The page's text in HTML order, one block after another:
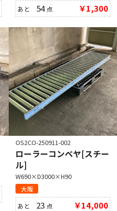
あと 54点 ￥1,300
OS2CO-250911-002
ローラーコンベヤ[スチー
ル]
W690×D3000×H90
大阪
あと 23 点 ￥14,000